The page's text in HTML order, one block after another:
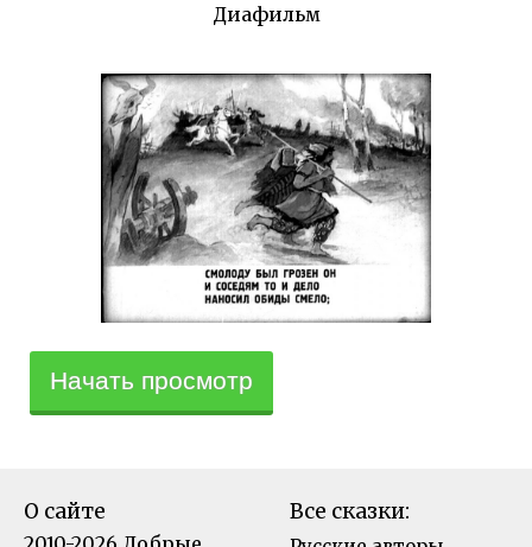
Диафильм
Начать просмотр
О сайте Все сказки: